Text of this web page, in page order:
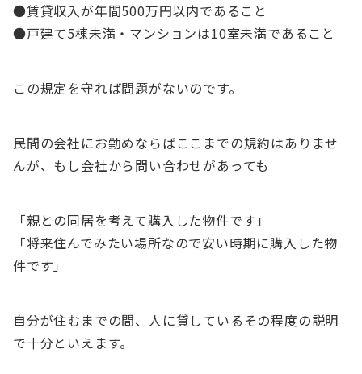
●賃貸収入が年間500万円以内であること
●戸建て5棟未満・マンションは10室未満であること
この規定を守れば問題がないのです。
民間の会社にお勤めならばここまでの規約はありませ
んが、もし会社から問い合わせがあっても
「親との同居を考えて購入した物件です」
「将来住んでみたい場所なので安い時期に購入した物
件です」
自分が住むまでの間、人に貸しているその程度の説明
で十分といえます。